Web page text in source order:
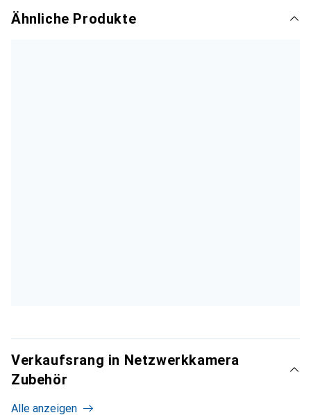
Ähnliche Produkte
Verkaufsrang in Netzwerkkamera
Zubehör
Alle anzeigen